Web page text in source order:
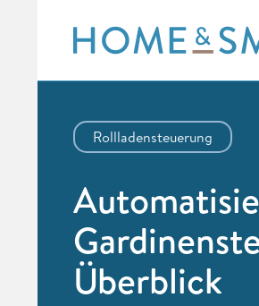
content
Rollladensteuerung
Überblick